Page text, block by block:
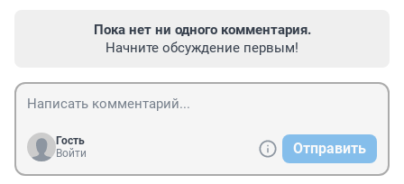
Пока нет ни одного комментария.
Начните обсуждение первым!
Гость
Войти
Отправить